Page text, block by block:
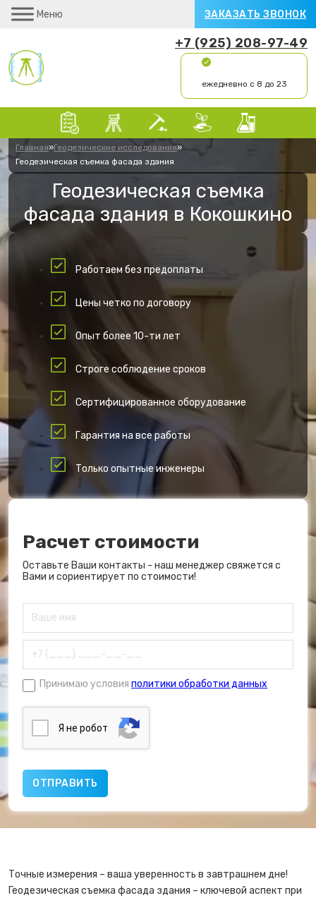
Меню ЗАКАЗАТЬ ЗВОНОК
+7 (925) 208-97-49
ежедневно с 8 до 23
Главная»Геодезические исследования»
Геодезическая съемка фасада здания
Геодезическая съемка
фасада здания в Кокошкино
Работаем без предоплаты
Цены четко по договору
Опыт более 10-ти лет
Строге соблюдение сроков
Сертифицированное оборудование
Гарантия на все работы
Только опытные инженеры
Расчет стоимости
Оставьте Ваши контакты - наш менеджер свяжется с
Вами и сориентирует по стоимости!
Принимаю условия политики обработки данных
Я нe poбoт
Точные измерения – ваша уверенность в завтрашнем дне!
Геодезическая съемка фасада здания – ключевой аспект при